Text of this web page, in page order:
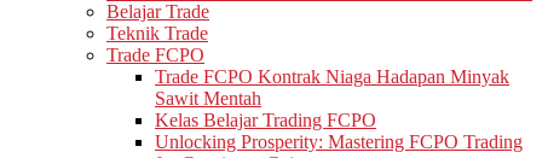
Belajar Trade
Teknik Trade
Trade FCPO
Trade FCPO Kontrak Niaga Hadapan Minyak
Sawit Mentah
Kelas Belajar Trading FCPO
Unlocking Prosperity: Mastering FCPO Trading